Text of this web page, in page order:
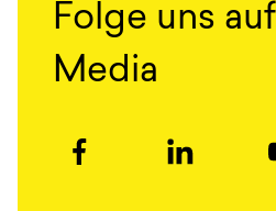
Folge uns
Media